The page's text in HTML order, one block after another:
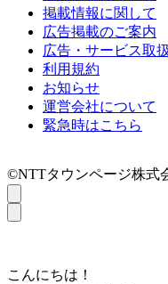
掲載情報に関して
広告掲載のご案内
広告・サービス取
利用規約
お知らせ
運営会社について
緊急時はこちら
©NTTタウンページ株式
こんにちは！